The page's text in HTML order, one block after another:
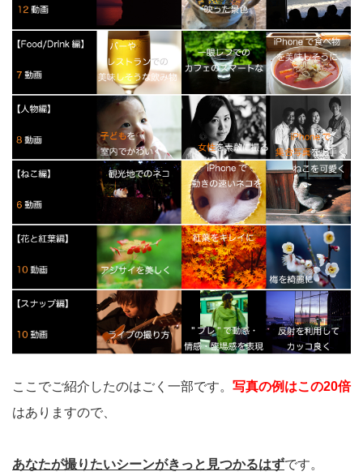
ここでご紹介したのはごく一部です。 写真の例はこの20倍
はありますので、
あなたが撮りたいシーンがきっと見つかるはずです。